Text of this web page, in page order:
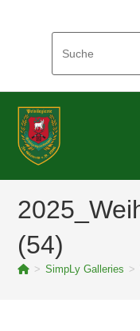
(54)
> SimpLy Galleries >